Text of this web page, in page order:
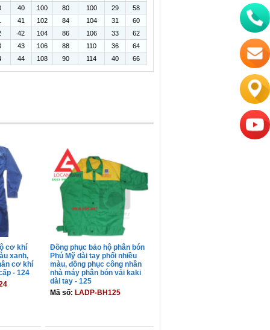
40 100 80 100 29
58
41 102 84 104 31
60
42 104 86 106 33
62
43 106 88 110 36
64
44 108 90 114 40 66
cơ khí
xanh,
cơ khí
- 124
Đồng phục bảo hộ phân bón
Phú Mỹ dài tay phối nhiều
màu, đồng phục công nhân
nhà máy phân bón vải kaki
dài tay - 125
Mã số: LADP-BH125